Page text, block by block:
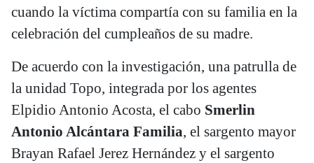
cuando la víctima compartía con su familia en la
celebración del cumpleaños de su madre.
De acuerdo con la investigación, una patrulla de
la unidad Topo, integrada por los agentes
Elpidio Antonio Acosta, el cabo Smerlin
Antonio Alcántara Familia, el sargento mayor
Brayan Rafael Jerez Hernández y el sargento